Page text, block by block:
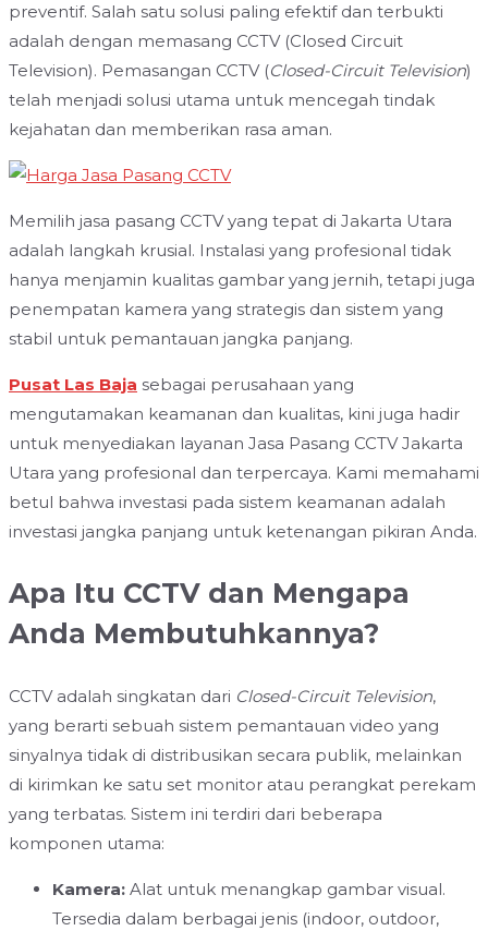
preventif. Salah satu solusi paling efektif dan terbukti
adalah dengan memasang CCTV (Closed Circuit
Television). Pemasangan CCTV (Closed-Circuit Television)
telah menjadi solusi utama untuk mencegah tindak
kejahatan dan memberikan rasa aman.
Memilih jasa pasang CCTV yang tepat di Jakarta Utara
adalah langkah krusial. Instalasi yang profesional tidak
hanya menjamin kualitas gambar yang jernih, tetapi juga
penempatan kamera yang strategis dan sistem yang
stabil untuk pemantauan jangka panjang.
Pusat Las Baja sebagai perusahaan yang
mengutamakan keamanan dan kualitas, kini juga hadir
untuk menyediakan layanan Jasa Pasang CCTV Jakarta
Utara yang profesional dan terpercaya. Kami memahami
betul bahwa investasi pada sistem keamanan adalah
investasi jangka panjang untuk ketenangan pikiran Anda.
Apa Itu CCTV dan Mengapa
Anda Membutuhkannya?
CCTV adalah singkatan dari Closed-Circuit Television,
yang berarti sebuah sistem pemantauan video yang
sinyalnya tidak di distribusikan secara publik, melainkan
di kirimkan ke satu set monitor atau perangkat perekam
yang terbatas. Sistem ini terdiri dari beberapa
komponen utama:
Kamera: Alat untuk menangkap gambar visual.
Tersedia dalam berbagai jenis (indoor, outdoor,